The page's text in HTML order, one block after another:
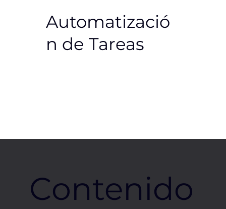
Automatizació
n de Tareas
Contenido